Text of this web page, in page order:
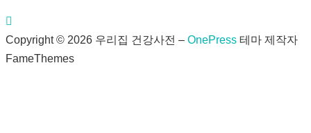
Copyright © 2026 우리집 건강사전 – OnePress 테마 제작자
FameThemes